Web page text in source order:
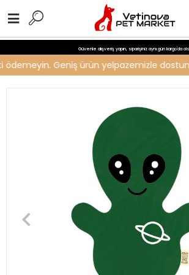
Güvenle alışveriş yapın, siparişiniz aynı gün kargo'da
Geniş ürün yelpazemizle